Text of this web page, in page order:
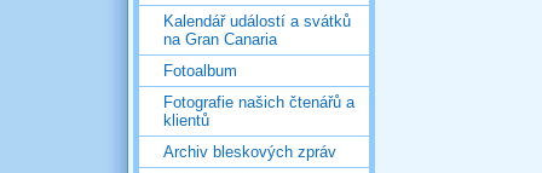
Kalendář událostí a svátků
na Gran Canaria
Fotoalbum
Fotografie našich čtenářů a
klientů
Archiv bleskových zpráv